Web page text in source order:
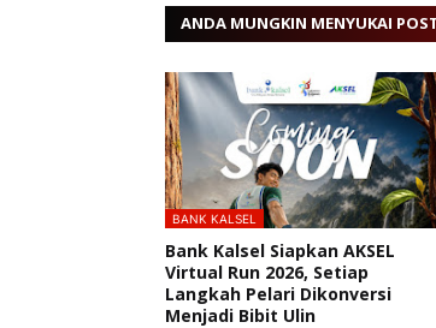
ANDA MUNGKIN MENYUKAI
BANK KALSEL
Bank Kalsel Siapkan AKSEL
Virtual Run 2026, Setiap
Langkah Pelari Dikonversi
Menjadi Bibit Ulin